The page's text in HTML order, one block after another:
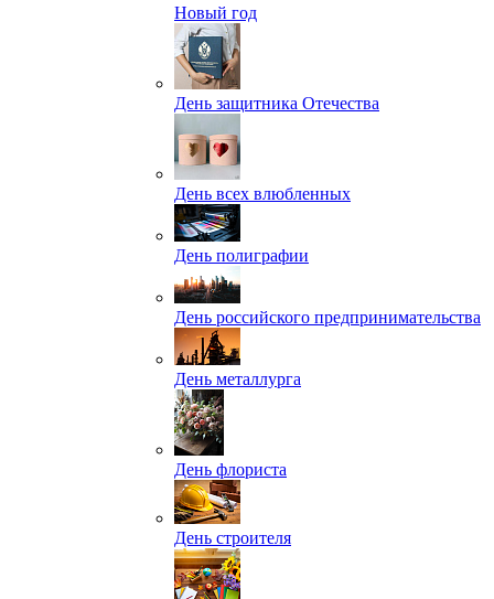
Новый год
День защитника Отечества
День всех влюбленных
День полиграфии
День российского предпринимательства
День металлурга
День флориста
День строителя